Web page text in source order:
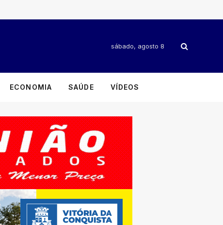
sábado, agosto 8
ECONOMIA SAÚDE VÍDEOS